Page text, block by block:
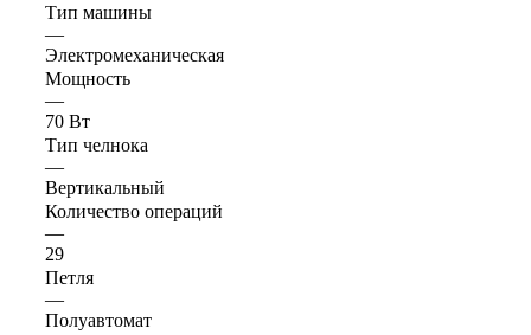
Тип машины
—
Электромеханическая
Мощность
—
70 Вт
Тип челнока
—
Вертикальный
Количество операций
—
29
Петля
—
Полуавтомат